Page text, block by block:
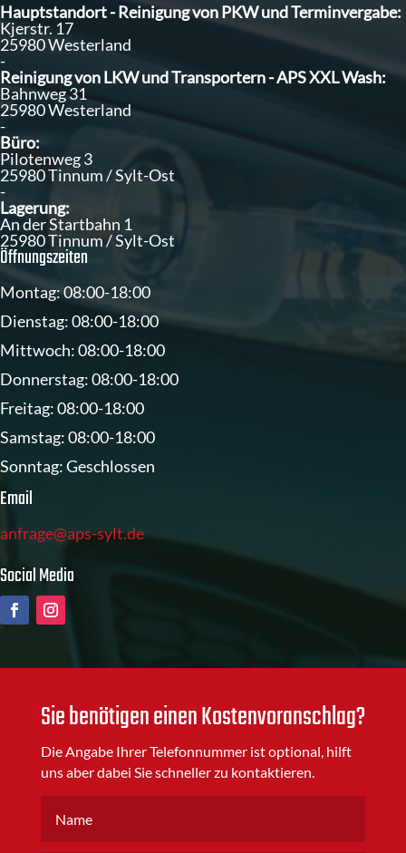
Hauptstandort - Reinigung von PKW und Terminvergabe:
Kjerstr. 17
25980 Westerland
-
Reinigung von LKW und Transportern - APS XXL Wash:
Bahnweg 31
25980 Westerland
-
Büro:
Pilotenweg 3
25980 Tinnum / Sylt-Ost
-
Lagerung:
An der Startbahn 1
25980 Tinnum / Sylt-Ost
Öffnungszeiten
Montag: 08:00-18:00
Dienstag: 08:00-18:00
Mittwoch: 08:00-18:00
Donnerstag: 08:00-18:00
Freitag: 08:00-18:00
Samstag: 08:00-18:00
Sonntag: Geschlossen
Email
anfrage@aps-sylt.de
Social Media
Sie benötigen einen Kostenvoranschlag?
Die Angabe Ihrer Telefonnummer ist optional, hilft
uns aber dabei Sie schneller zu kontaktieren.